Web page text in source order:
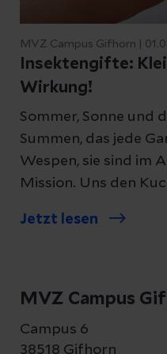
MVZ Campus Gifhorn |
Insektengifte:
Wirkung!
Sommer, Sonne und
Summen, das jede
Wespen, sie sind im
Mission. Uns den
das Sommerduell ist
unangenehm, im
tödlich enden.
Jetzt lesen
MVZ Campus
Campus 6
38518 Gifhorn